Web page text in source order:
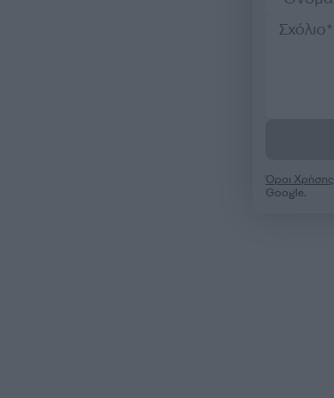
Όροι Χρήσης
Google.